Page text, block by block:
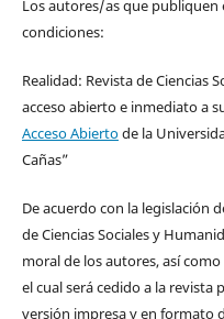
Los autores/as que publiquen
condiciones:
Realidad: Revista de Ciencias
acceso abierto e inmediato a
Acceso Abiertode la
Cañas”
De acuerdo con la legislación
de Ciencias Sociales y
moral de los autores, así
el cual será cedido a la revista
versión impresa y en formato